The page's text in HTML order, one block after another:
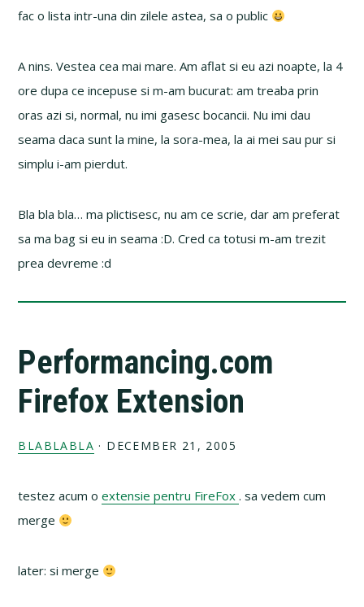
fac o lista intr-una din zilele astea, sa o public
A nins. Vestea cea mai mare. Am aflat si eu azi noapte, la 4
ore dupa ce incepuse si m-am bucurat: am treaba prin
oras azi si, normal, nu imi gasesc bocancii. Nu imi dau
seama daca sunt la mine, la sora-mea, la ai mei sau pur si
simplu i-am pierdut.
Bla bla bla… ma plictisesc, nu am ce scrie, dar am preferat
sa ma bag si eu in seama :D. Cred ca totusi m-am trezit
prea devreme :d
Performancing.com
Firefox Extension
BLABLABLA · DECEMBER 21, 2005
testez acum oextensie pentru FireFox. sa vedem cum
merge
later: si merge